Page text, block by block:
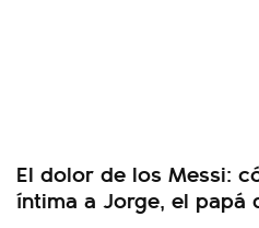
El dolor de los Messi:
íntima a Jorge, el papá